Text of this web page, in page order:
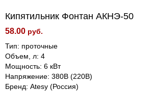
Кипятильник Фонтан АКНЭ-50
58.00 руб.
Тип: проточные
Объем, л: 4
Мощность: 6 кВт
Напряжение: 380В (220В)
Бренд: Atesy (Россия)